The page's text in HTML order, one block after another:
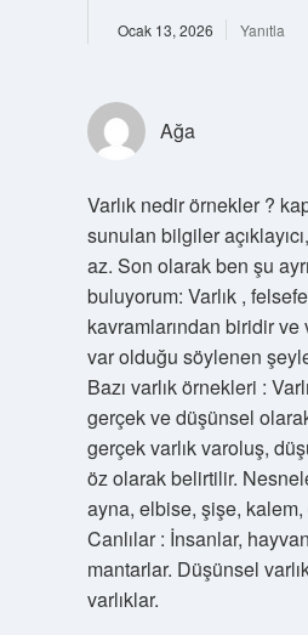
Ocak 13, 2026 Yanıtla
Ağa
Varlık nedir örnekler ?
sunulan bilgiler
az. Son olarak ben şu
buluyorum: Varlık ,
kavramlarından biridir
var olduğu söylenen
Bazı varlık örnekleri :
gerçek ve düşünsel
gerçek varlık varoluş,
öz olarak belirtilir.
ayna, elbise, şişe, kalem,
Canlılar : İnsanlar,
mantarlar. Düşünsel
varlıklar.